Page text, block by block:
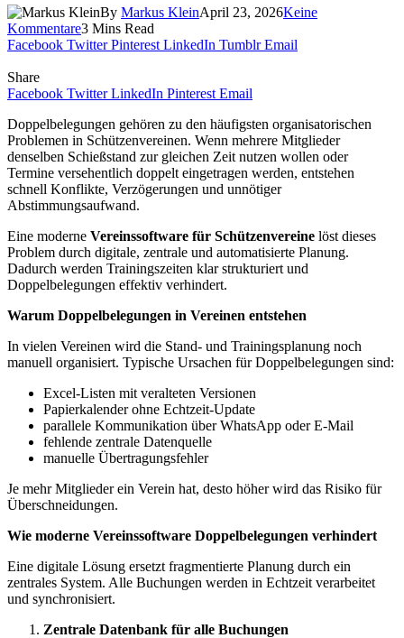
By Markus KleinApril 23, 2026Keine
Kommentare3 Mins Read
Facebook Twitter Pinterest LinkedIn Tumblr Email
Share
Facebook Twitter LinkedIn Pinterest Email
Doppelbelegungen gehören zu den häufigsten organisatorischen
Problemen in Schützenvereinen. Wenn mehrere Mitglieder
denselben Schießstand zur gleichen Zeit nutzen wollen oder
Termine versehentlich doppelt eingetragen werden, entstehen
schnell Konflikte, Verzögerungen und unnötiger
Abstimmungsaufwand.
Eine moderne Vereinssoftware für Schützenvereine löst dieses
Problem durch digitale, zentrale und automatisierte Planung.
Dadurch werden Trainingszeiten klar strukturiert und
Doppelbelegungen effektiv verhindert.
Warum Doppelbelegungen in Vereinen entstehen
In vielen Vereinen wird die Stand- und Trainingsplanung noch
manuell organisiert. Typische Ursachen für Doppelbelegungen sind:
Excel-Listen mit veralteten Versionen
Papierkalender ohne Echtzeit-Update
parallele Kommunikation über WhatsApp oder E-Mail
fehlende zentrale Datenquelle
manuelle Übertragungsfehler
Je mehr Mitglieder ein Verein hat, desto höher wird das Risiko für
Überschneidungen.
Wie moderne Vereinssoftware Doppelbelegungen verhindert
Eine digitale Lösung ersetzt fragmentierte Planung durch ein
zentrales System. Alle Buchungen werden in Echtzeit verarbeitet
und synchronisiert.
Zentrale Datenbank für alle Buchungen